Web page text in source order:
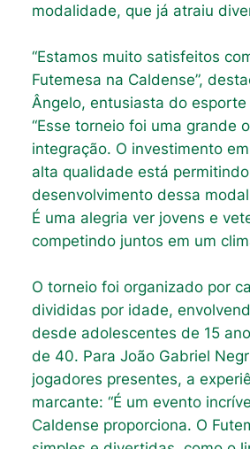
modalidade, que já atraiu
“Estamos muito satisfeitos
Futemesa na Caldense”,
Ângelo, entusiasta do
“Esse torneio foi uma grande
integração. O investimento
alta qualidade está
desenvolvimento dessa
É uma alegria ver jovens e
competindo juntos em um
O torneio foi organizado por
divididas por idade,
desde adolescentes de 15
de 40. Para João Gabriel
jogadores presentes, a
marcante: “É um evento
Caldense proporciona. O